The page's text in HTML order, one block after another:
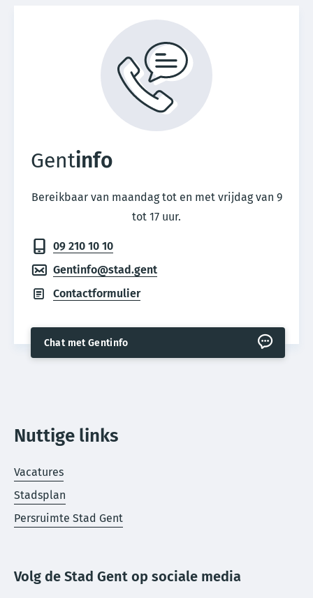
Gentinfo
Bereikbaar van maandag tot en met vrijdag van 9
tot 17 uur.
09 210 10 10
Gentinfo@stad.gent
Contactformulier
Chat met Gentinfo
Nuttige links
Vacatures
Stadsplan
Persruimte Stad Gent
Volg de Stad Gent op sociale media